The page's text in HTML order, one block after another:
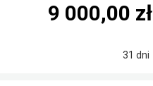
31 dni
9 000,00 zł